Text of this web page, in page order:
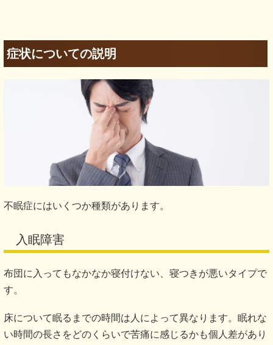
症状についての説明
不眠症にはいくつか種類があります。
入眠障害
布団に入ってもなかなか寝付けない、寝つきが悪いタイプで
す。
床について眠るまでの時間は人によって異なります。眠れな
い時間の長さをどのくらいで苦痛に感じるかも個人差があり